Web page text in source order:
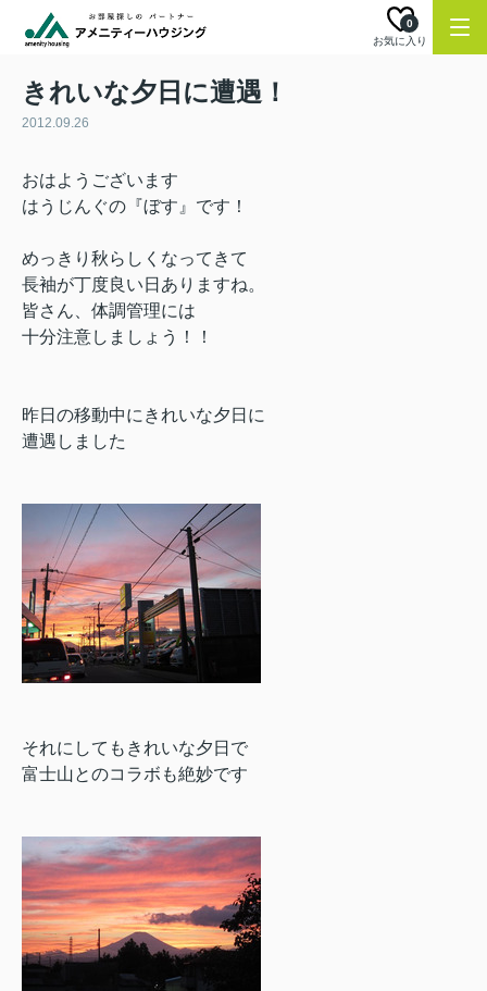
お気に入り
0
きれいな夕日に遭遇！
2012.09.26
おはようございます
はうじんぐの『ぼす』です！
めっきり秋らしくなってきて
長袖が丁度良い日ありますね。
皆さん、体調管理には
十分注意しましょう！！
昨日の移動中にきれいな夕日に
遭遇しました
それにしてもきれいな夕日で
富士山とのコラボも絶妙です